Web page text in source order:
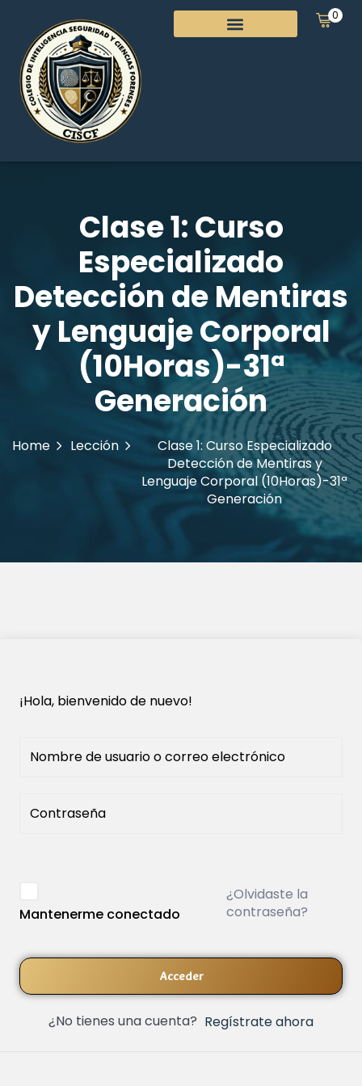
0
Clase 1: Curso
Especializado
Detección de Mentiras
y Lenguaje Corporal
(10Horas)-31ª
Generación
Home Lección
Clase 1: Curso Especializado
Detección de Mentiras y
Lenguaje Corporal (10Horas)-31ª
Generación
¡Hola, bienvenido de nuevo!
Mantenerme conectado
¿Olvidaste la
contraseña?
Acceder
¿No tienes una cuenta? Regístrate ahora